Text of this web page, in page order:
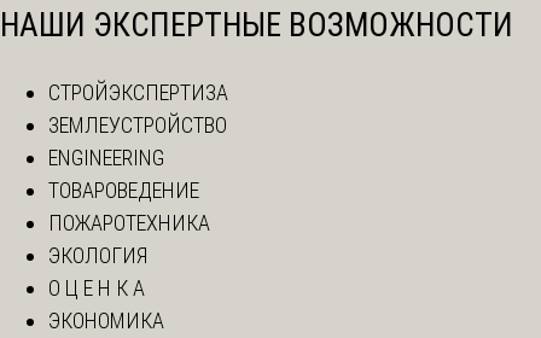
НАШИ ЭКСПЕРТНЫЕ ВОЗМОЖНОСТИ
СТРОЙЭКСПЕРТИЗА
ЗЕМЛЕУСТРОЙСТВО
ENGINEERING
ТОВАРОВЕДЕНИЕ
ПОЖАРОТЕХНИКА
ЭКОЛОГИЯ
О Ц Е Н К А
ЭКОНОМИКА